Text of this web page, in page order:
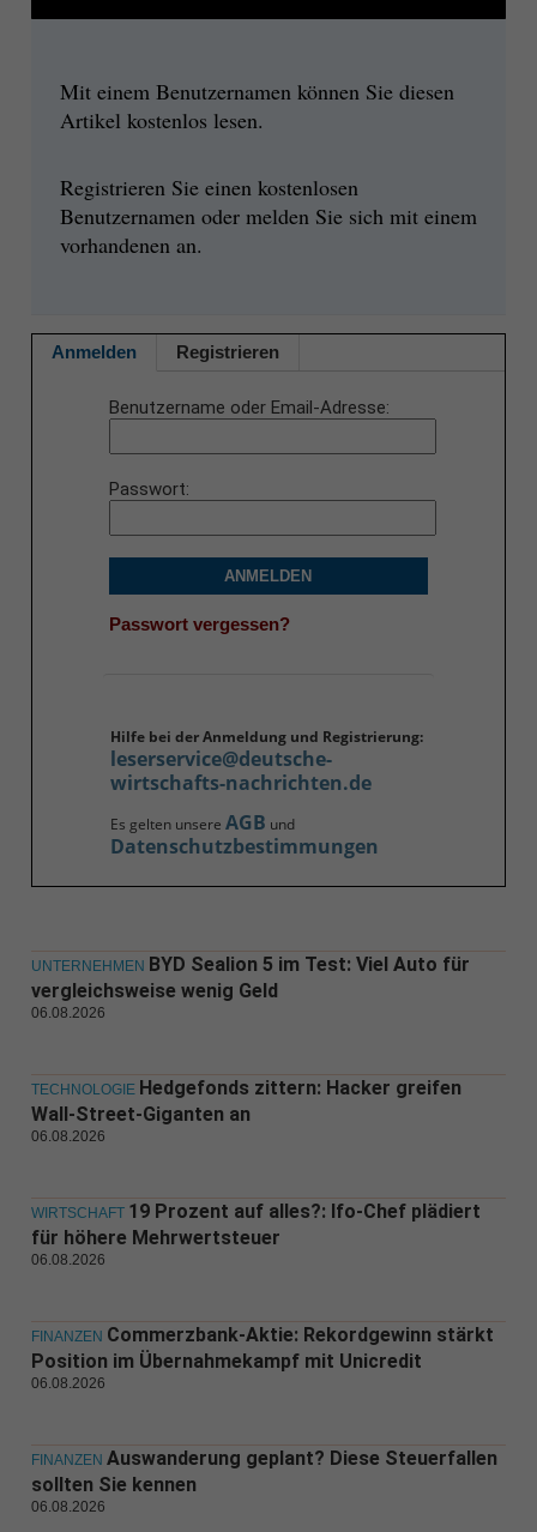
Mit einem Benutzernamen können Sie diesen
Artikel kostenlos lesen.
Registrieren Sie einen kostenlosen
Benutzernamen oder melden Sie sich mit einem
vorhandenen an.
Anmelden Registrieren
Benutzername oder Email-Adresse
Passwort
ANMELDEN
Passwort vergessen?
Hilfe bei der Anmeldung und Registrierung:
leserservice@deutsche-
wirtschafts-nachrichten.de
Es gelten unsere AGB und
Datenschutzbestimmungen
UNTERNEHMEN BYD Sealion 5 im Test: Viel Auto für
vergleichsweise wenig Geld
06.08.2026
TECHNOLOGIE Hedgefonds zittern: Hacker greifen
Wall-Street-Giganten an
06.08.2026
WIRTSCHAFT 19 Prozent auf alles?: Ifo-Chef plädiert
für höhere Mehrwertsteuer
06.08.2026
FINANZEN Commerzbank-Aktie: Rekordgewinn stärkt
Position im Übernahmekampf mit Unicredit
06.08.2026
FINANZEN Auswanderung geplant? Diese Steuerfallen
sollten Sie kennen
06.08.2026